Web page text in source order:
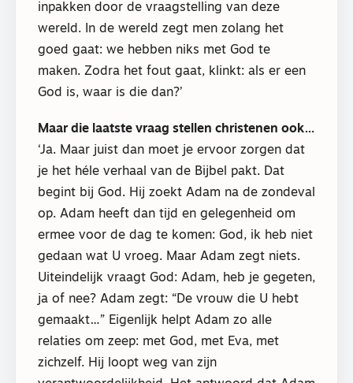
inpakken door de vraagstelling van deze
wereld. In de wereld zegt men zolang het
goed gaat: we hebben niks met God te
maken. Zodra het fout gaat, klinkt: als er een
God is, waar is die dan?’
Maar die laatste vraag stellen christenen ook…
‘Ja. Maar juist dan moet je ervoor zorgen dat
je het héle verhaal van de Bijbel pakt. Dat
begint bij God. Hij zoekt Adam na de zondeval
op. Adam heeft dan tijd en gelegenheid om
ermee voor de dag te komen: God, ik heb niet
gedaan wat U vroeg. Maar Adam zegt niets.
Uiteindelijk vraagt God: Adam, heb je gegeten,
ja of nee? Adam zegt: “De vrouw die U hebt
gemaakt…” Eigenlijk helpt Adam zo alle
relaties om zeep: met God, met Eva, met
zichzelf. Hij loopt weg van zijn